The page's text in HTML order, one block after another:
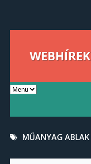
WEBHÍREK
MŰANYAG ABLAK